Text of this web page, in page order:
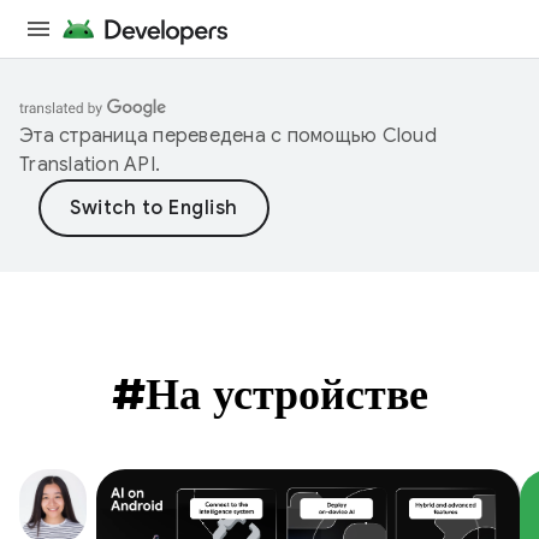
Эта страница переведена с помощью Cloud
Translation API.
#На устройстве